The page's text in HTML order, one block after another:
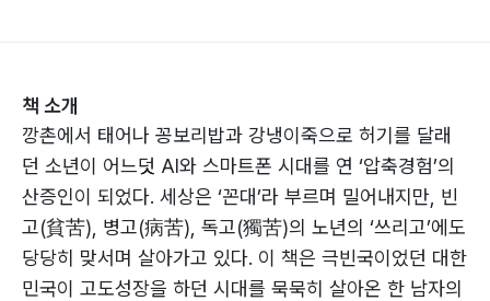
책 소개
깡촌에서 태어나 꽁보리밥과 강냉이죽으로 허기를 달래
던 소년이 어느덧 AI와 스마트폰 시대를 연 ‘압축경험’의
산증인이 되었다. 세상은 ‘꼰대’라 부르며 밀어내지만, 빈
고(貧苦), 병고(病苦), 독고(獨苦)의 노년의 ‘쓰리고’에도
당당히 맞서며 살아가고 있다. 이 책은 극빈국이었던 대한
민국이 고도성장을 하던 시대를 묵묵히 살아온 한 남자의